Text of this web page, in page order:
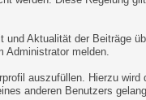
Aktualität der Beiträge
Administrator melden.
auszufüllen. Hierzu
anderen Benutzers